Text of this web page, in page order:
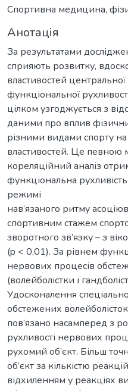
Спортивна медицина,
Анотація
За результатами
сприяють розвитку,
властивостей
функціональної
цілком узгоджується з
даними про вплив
різними видами спорту
властивостей. Це певною
кореляційний аналіз
функціональна
режимі
нав’язаного ритму
спортивним стажем
зворотного зв’язку – з
(p < 0,01). За рівнем
нервових процесів
(волейболістки і
Удосконалення
обстежених волейболісток
пов’язано насамперед з
рухливості нервових
рухомий об’єкт. Більш
об’єкт за кількістю
відхиленням у реакціях